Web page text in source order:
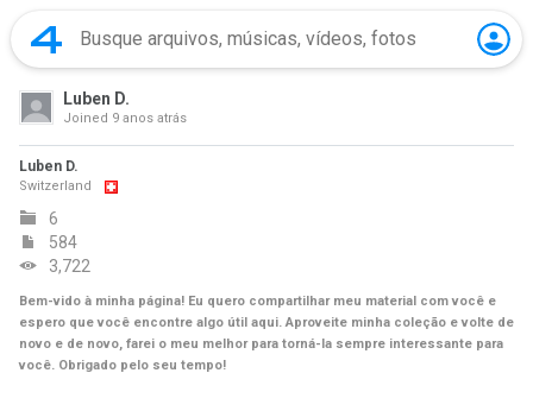
Luben D.
Joined 9 anos atrás
Luben D.
Switzerland
6
584
3,722
Bem-vido à minha página! Eu quero compartilhar meu material com você e
espero que você encontre algo útil aqui. Aproveite minha coleção e volte de
novo e de novo, farei o meu melhor para torná-la sempre interessante para
você. Obrigado pelo seu tempo!